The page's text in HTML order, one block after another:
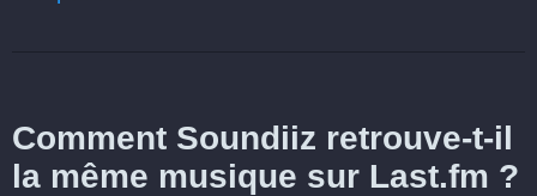
Comment Soundiiz retrouve-t-il
la même musique sur Last.fm ?